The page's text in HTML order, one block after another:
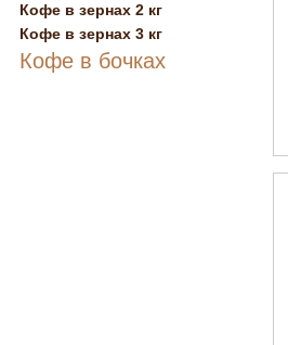
Кофе в зернах 2 кг
Кофе в зернах 3 кг
Кофе в бочках